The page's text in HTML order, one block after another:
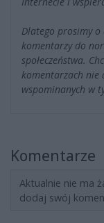
Dlatego prosimy o
komentarzy do
społeczeństwa.
komentarzach nie
wspominanych w
Komentarze
Aktualnie nie ma
dodaj swój